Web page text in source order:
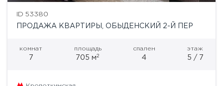
ID 53380
ПРОДАЖА КВАРТИРЫ, ОБЫДЕНСКИЙ 2-Й ПЕР
комнат
7
площадь
705 м2
спален
4
этаж
5 / 7